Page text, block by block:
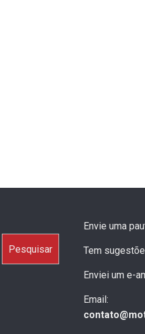
Pesquisar
Envie uma
Tem
Enviei um e-
Email: